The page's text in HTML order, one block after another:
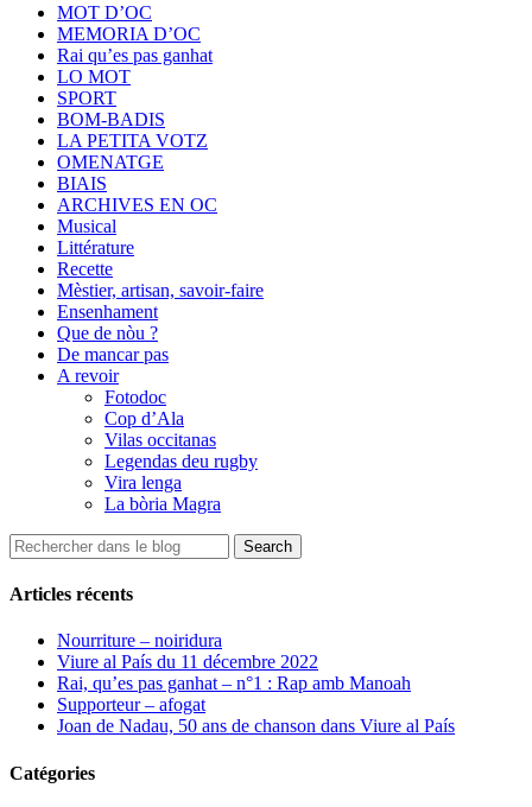
MOT D’OC
MEMORIA D’OC
Rai qu’es pas ganhat
LO MOT
SPORT
BOM-BADIS
LA PETITA VOTZ
OMENATGE
BIAIS
ARCHIVES EN OC
Musical
Littérature
Recette
Mèstier, artisan, savoir-faire
Ensenhament
Que de nòu ?
De mancar pas
A revoir
Fotodoc
Cop d’Ala
Vilas occitanas
Legendas deu rugby
Vira lenga
La bòria Magra
Articles récents
Nourriture – noiridura
Viure al País du 11 décembre 2022
Rai, qu’es pas ganhat – n°1 : Rap amb Manoah
Supporteur – afogat
Joan de Nadau, 50 ans de chanson dans Viure al País
Catégories